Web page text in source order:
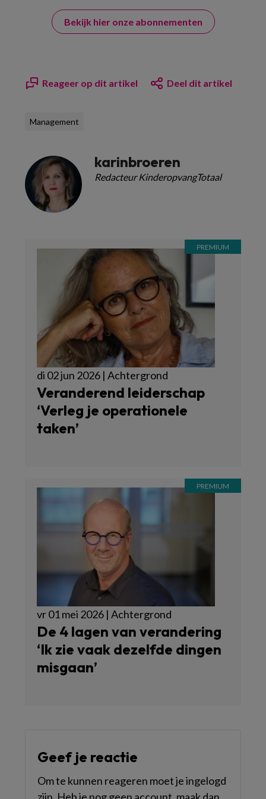
Bekijk hier onze abonnementen
Reageer op dit artikel Deel dit artikel
Management
karinbroeren
Redacteur KinderopvangTotaal
di 02 jun 2026 | Achtergrond
Veranderend leiderschap
‘Verleg je operationele
taken’
vr 01 mei 2026 | Achtergrond
De 4 lagen van verandering
‘Ik zie vaak dezelfde dingen
misgaan’
Geef je reactie
Om te kunnen reageren moet je ingelogd